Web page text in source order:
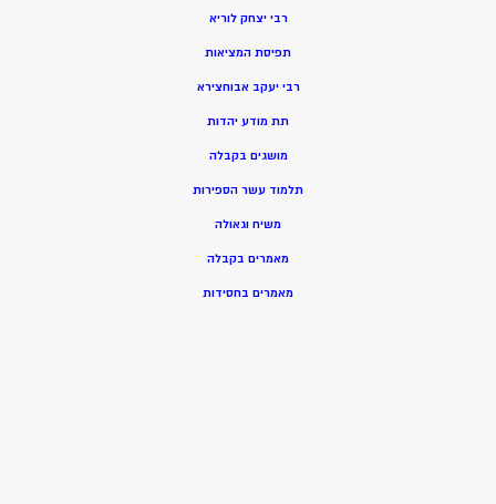
רבי יצחק לוריא
תפיסת המציאות
רבי יעקב אבוחצירא
תת מודע יהדות
מושגים בקבלה
תלמוד עשר הספירות
משיח וגאולה
מאמרים בקבלה
מאמרים בחסידות